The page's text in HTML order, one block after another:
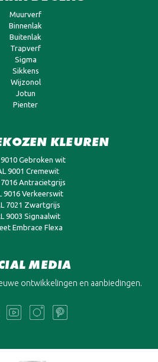
Muurverf
Binnenlak
Buitenlak
Trapverf
Sigma
Sikkens
Wijzonol
Jotun
Pienter
KLEUREN
9010 Gebroken wit
9001 Cremewit
7016 Antracietgrijs
9016 Verkeerswit
7021 Zwartgrijs
9003 Signaalwit
Embrace Flexa
MEDIA
ontwikkelingen en aanbiedingen.